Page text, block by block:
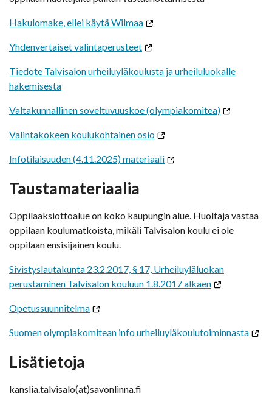
Hakulomake, ellei käytä Wilmaa
Yhdenvertaiset valintaperusteet
Tiedote Talvisalon urheiluyläkoulusta ja urheiluluokalle
hakemisesta
Valtakunnallinen soveltuvuuskoe (olympiakomitea)
Valintakokeen koulukohtainen osio
Infotilaisuuden (4.11.2025) materiaali
Taustamateriaalia
Oppilaaksiottoalue on koko kaupungin alue. Huoltaja vastaa
oppilaan koulumatkoista, mikäli Talvisalon koulu ei ole
oppilaan ensisijainen koulu.
Sivistyslautakunta 23.2.2017, § 17, Urheiluyläluokan
perustaminen Talvisalon kouluun 1.8.2017 alkaen
Opetussuunnitelma
Suomen olympiakomitean info urheiluyläkoulutoiminnasta
Lisätietoja
kanslia.talvisalo(at)savonlinna.fi